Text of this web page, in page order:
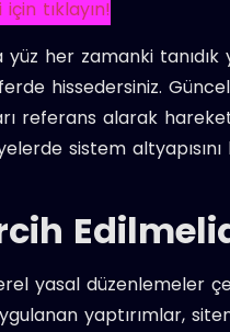
tıklayın!
her zamanki tanıdık
hissedersiniz.
referans alarak
sistem altyapısını
yasal düzenlemeler
yaptırımlar,